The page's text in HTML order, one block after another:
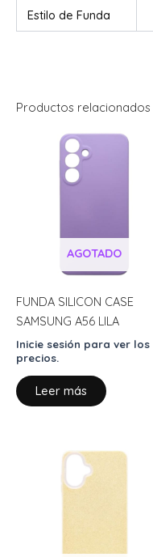
Estilo de Funda
Productos relacionados
AGOTADO
FUNDA SILICON CASE
SAMSUNG A56 LILA
Inicie sesión para ver los
precios.
Leer más